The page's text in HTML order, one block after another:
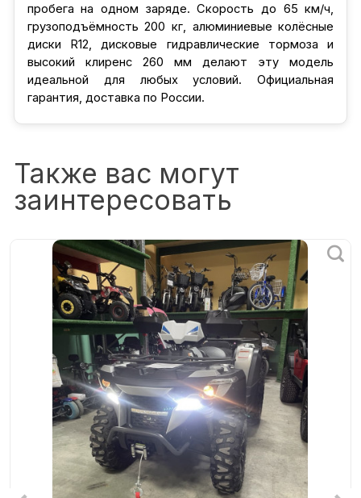
пробега на одном заряде. Скорость до 65 км/ч,
грузоподъёмность 200 кг, алюминиевые колёсные
диски R12, дисковые гидравлические тормоза и
высокий клиренс 260 мм делают эту модель
идеальной для любых условий. Официальная
гарантия, доставка по России.
Также вас могут
заинтересовать